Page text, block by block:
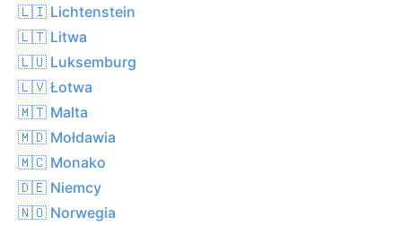
🇱🇮 Lichtenstein
🇱🇹 Litwa
🇱🇺 Luksemburg
🇱🇻 Łotwa
🇲🇹 Malta
🇲🇩 Mołdawia
🇲🇨 Monako
🇩🇪 Niemcy
🇳🇴 Norwegia